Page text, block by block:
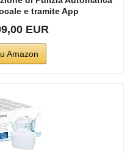
e tramite App
EUR
Amazon